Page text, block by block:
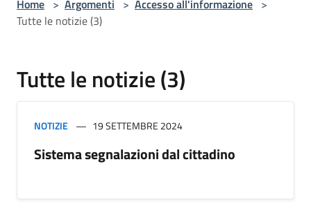
Home > Argomenti > Accesso all'informazione >
Tutte le notizie (3)
Tutte le notizie (3)
NOTIZIE 19 SETTEMBRE 2024
Sistema segnalazioni dal cittadino